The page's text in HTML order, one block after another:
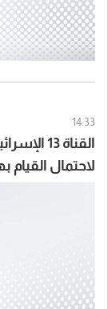
14:33
القناة
لاحتمال